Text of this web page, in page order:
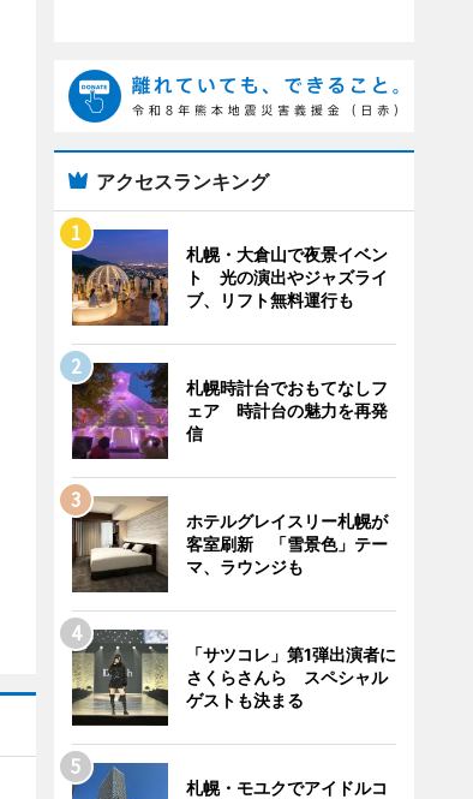
アクセスランキング
札幌・大倉山で夜景イベン
ト 光の演出やジャズライ
ブ、リフト無料運行も
札幌時計台でおもてなしフ
ェア 時計台の魅力を再発
信
ホテルグレイスリー札幌が
客室刷新 「雪景色」テー
マ、ラウンジも
「サツコレ」第1弾出演者に
さくらさんら スペシャル
ゲストも決まる
札幌・モユクでアイドルコ